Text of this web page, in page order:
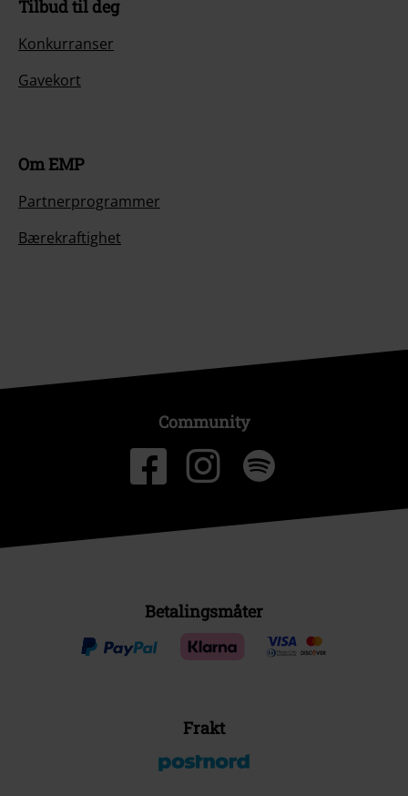
Tilbud til deg
Konkurranser
Gavekort
Om EMP
Partnerprogrammer
Bærekraftighet
Community
Betalingsmåter
Frakt